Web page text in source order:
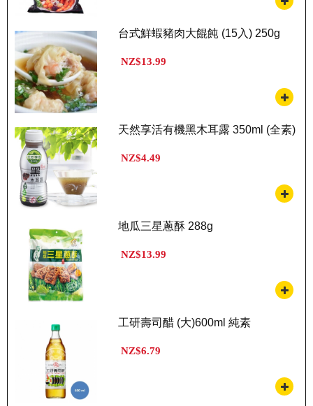
台式鮮蝦豬肉大餛飩 (15入) 250g
NZ$13.99
天然享活有機黑木耳露 350ml (全素)
NZ$4.49
地瓜三星蔥酥 288g
NZ$13.99
工研壽司醋 (大)600ml 純素
NZ$6.79